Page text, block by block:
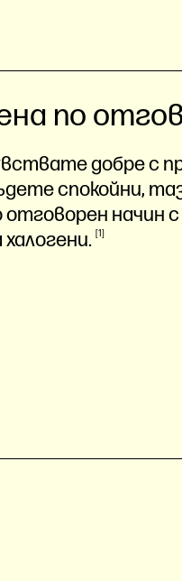
по
добре с
спокойни,
начин
халогени. 1